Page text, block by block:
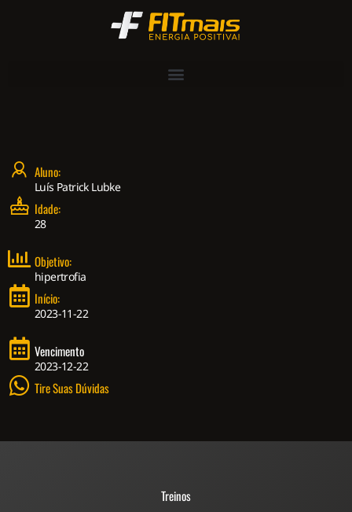
Aluno:
Luís Patrick Lubke
Idade:
28
Objetivo:
hipertrofia
Início:
2023-11-22
Vencimento
2023-12-22
Tire Suas Dúvidas
Treinos